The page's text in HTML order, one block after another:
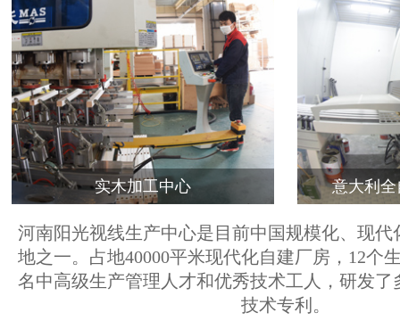
实木加工中心 意大利
河南阳光视线生产中心是目前中国规模化、现代
地之一。占地40000平米现代化自建厂房，12个
名中高级生产管理人才和优秀技术工人，研发了
技术专利。